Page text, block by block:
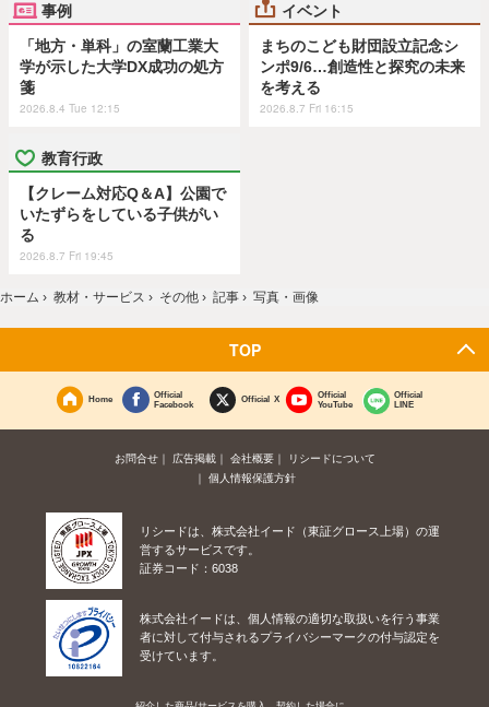
事例
「地方・単科」の室蘭工業大
学が示した大学DX成功の処方
箋
2026.8.4 Tue 12:15
イベント
まちのこども財団設立記念シ
ンポ9/6…創造性と探究の未来
を考える
2026.8.7 Fri 16:15
教育行政
【クレーム対応Q＆A】公園で
いたずらをしている子供がい
る
2026.8.7 Fri 19:45
ホーム › 教材・サービス › その他 › 記事 › 写真・画像
TOP
Home
Official
Facebook
Official X
Official
YouTube
Official
LINE
お問合せ 広告掲載 会社概要
リシードについて
個人情報保護方針
リシードは、株式会社イード（東証グロース上場）の運
営するサービスです。
証券コード：6038
株式会社イードは、個人情報の適切な取扱いを行う事業
者に対して付与されるプライバシーマークの付与認定を
受けています。